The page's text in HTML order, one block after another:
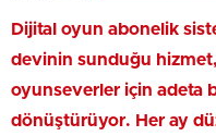
Dijital oyun abonelik
devinin sunduğu hizmet,
oyunseverler için adeta
dönüştürüyor. Her ay